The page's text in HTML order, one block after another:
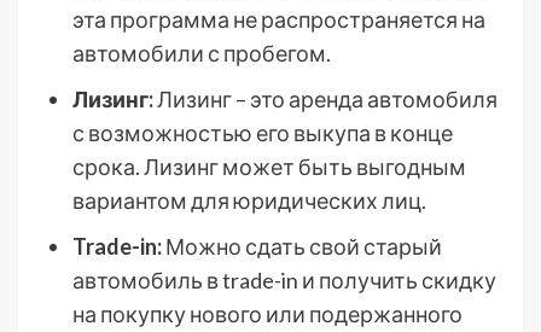
эта программа не распространяется на
автомобили с пробегом.
Лизинг:Лизинг – это аренда автомобиля
с возможностью его выкупа в конце
срока. Лизинг может быть выгодным
вариантом для юридических лиц.
Trade-in:Можно сдать свой старый
автомобиль в trade-in и получить скидку
на покупку нового или подержанного